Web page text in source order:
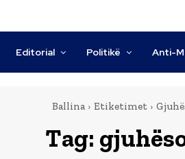
Editorial Politikë Anti-
Ballina Etiketimet
Tag: